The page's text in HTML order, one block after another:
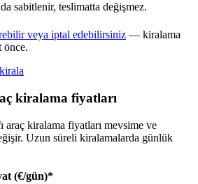
sabitlenir, teslimatta değişmez.
veya iptal edebilirsiniz — kiralama
önce.
kiralama fiyatları
araç kiralama fiyatları mevsime ve
Uzun süreli kiralamalarda günlük
(€/gün)*